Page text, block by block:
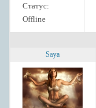
Статус:
Offline
Saya